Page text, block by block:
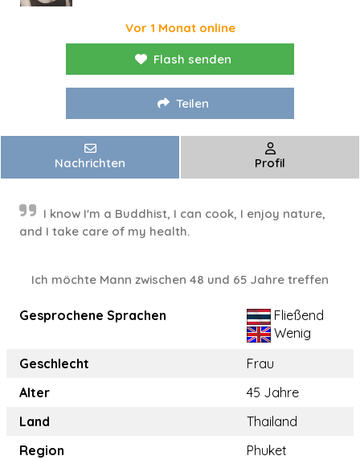
Vor 1 Monat online
Flash senden
Teilen
Nachrichten Profil
I know I'm a Buddhist, I can cook, I enjoy nature,
and I take care of my health.
Ich möchte Mann zwischen 48 und 65 Jahre treffen
Gesprochene Sprachen
Fließend
Wenig
Geschlecht
Frau
Alter
45 Jahre
Land
Thailand
Region
Phuket